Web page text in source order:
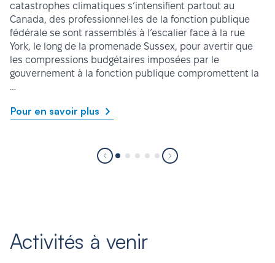
catastrophes climatiques s’intensifient partout au
Canada, des professionnel·les de la fonction publique
fédérale se sont rassemblés à l’escalier face à la rue
York, le long de la promenade Sussex, pour avertir que
les compressions budgétaires imposées par le
gouvernement à la fonction publique compromettent la
…
Pour en savoir plus
Activités à venir